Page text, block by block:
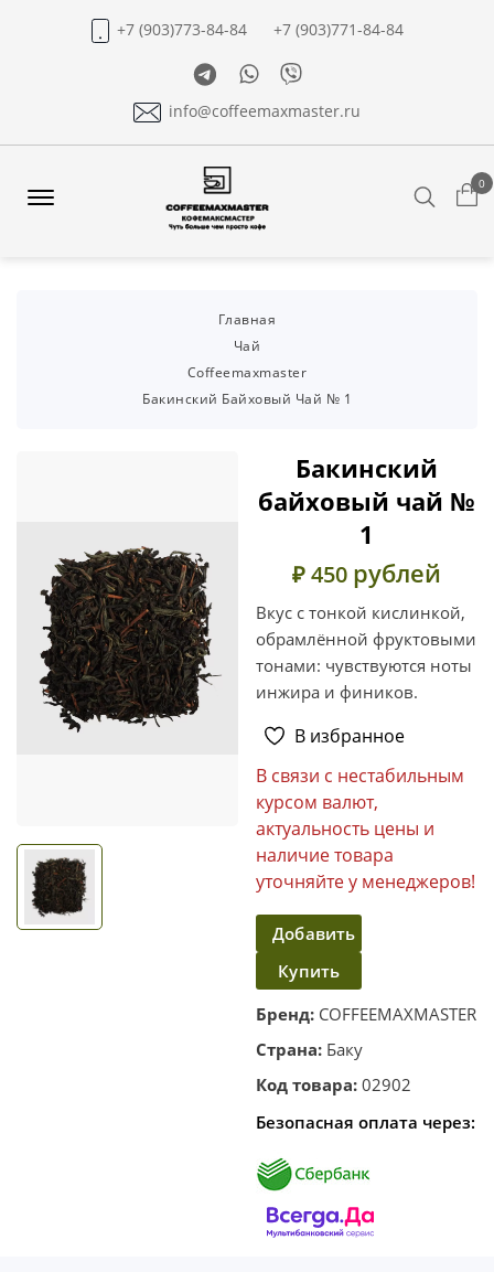
+7 (903)773-84-84
+7 (903)771-84-84
TelegramWhatsapp
Viber
info@coffeemaxmaster.ru
0
Главная
Чай
Coffeemaxmaster
Бакинский Байховый Чай № 1
Бакинский
байховый чай №
1
₽ 450 рублей
Вкус с тонкой кислинкой,
обрамлённой фруктовыми
тонами: чувствуются ноты
инжира и фиников.
В избранное
В связи с нестабильным
курсом валют,
актуальность цены и
наличие товара
уточняйте у менеджеров!
Добавить
в
корзину
Купить
в один
клик
Бренд: COFFEEMAXMASTER
Страна: Баку
Код товара: 02902
Безопасная оплата через: